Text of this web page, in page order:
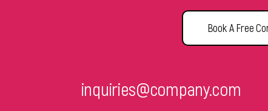
Book A Free
inquiries@company.com